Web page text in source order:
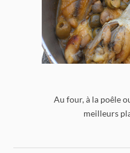
Au four, à la poêle
meilleurs